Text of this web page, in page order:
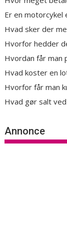
Er en motorcykel
Hvad sker der
Hvorfor hedder
Hvordan får man
Hvad koster en
Hvorfor får man
Hvad gør salt
Annonce